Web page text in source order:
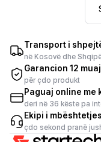
Transport i
në Kosovë dhe
Garancion 12 muaj
për çdo produkt
Paguaj online me
deri në 36 këste pa
Ekipi i mbështetjes
çdo sekond pranë